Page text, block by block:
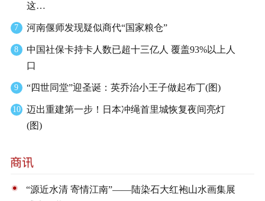
这…
7 河南偃师发现疑似商代“国家粮仓”
8
中国社保卡持卡人数已超十三亿人 覆盖93%以上人
口
9 “四世同堂”迎圣诞：英乔治小王子做起布丁(图)
10
迈出重建第一步！日本冲绳首里城恢复夜间亮灯
(图)
“源近水清 寄情江南”——陆染石大红袍山水画集展